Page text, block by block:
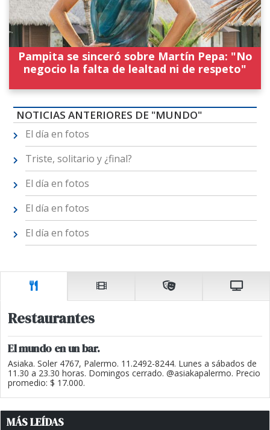
Pampita se sinceró sobre Martín Pepa: "No
negocio la falta de lealtad ni de respeto"
NOTICIAS ANTERIORES DE "MUNDO"
El día en fotos
Triste, solitario y ¿final?
El día en fotos
El día en fotos
El día en fotos
Restaurantes
El mundo en un bar.
Asiaka. Soler 4767, Palermo. 11.2492-8244. Lunes a sábados de
11.30 a 23.30 horas. Domingos cerrado. @asiakapalermo. Precio
promedio: $ 17.000.
MÁS LEÍDAS